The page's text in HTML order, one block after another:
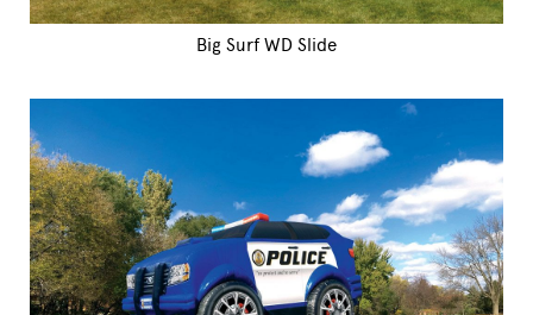
Big Surf WD Slide